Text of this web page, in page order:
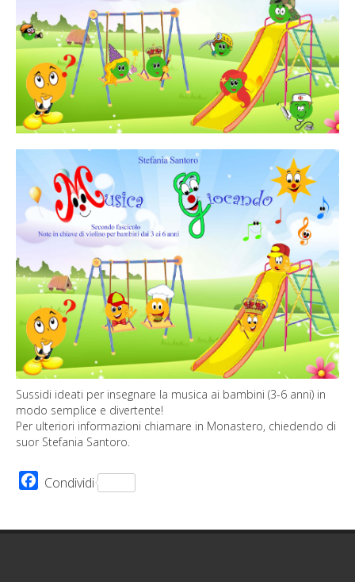
Sussidi ideati per insegnare la musica ai bambini (3-6 anni) in
modo semplice e divertente!
Per ulteriori informazioni chiamare in Monastero, chiedendo di
suor Stefania Santoro.
Facebook
Condividi